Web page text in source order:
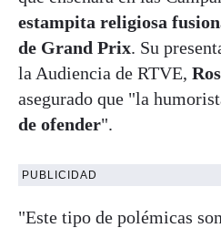
estampita religiosa
de Grand Prix. Su
la Audiencia de RTVE,
asegurado que "la
de ofender".
PUBLICIDAD
"Este tipo de polémicas